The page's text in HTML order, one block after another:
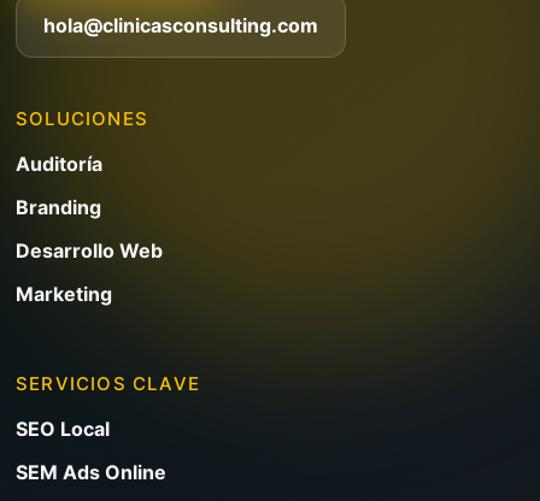
hola@clinicasconsulting.com
SOLUCIONES
Auditoría
Branding
Desarrollo Web
Marketing
SERVICIOS CLAVE
SEO Local
SEM Ads Online